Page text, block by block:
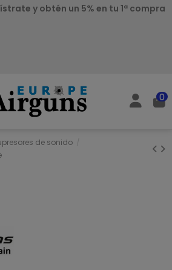
y obtén un 5% en tu 1ª compra
0
de sonido